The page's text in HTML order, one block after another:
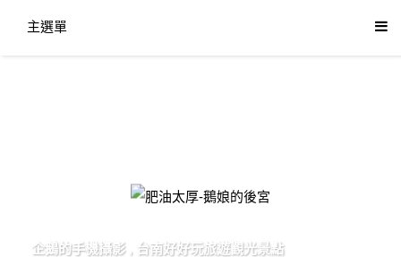
主選單
肥油太厚-鵝娘的後宮
企鵝的手機攝影 台南好好玩旅遊觀光景點